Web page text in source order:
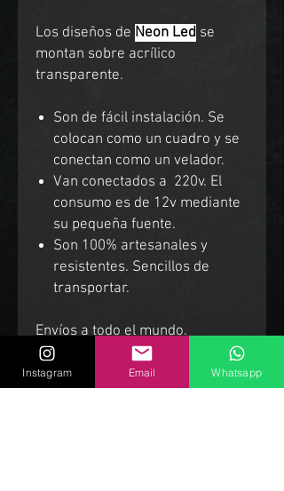
Los diseños de Neon Led se
montan sobre acrílico
transparente.
Son de fácil instalación. Se
colocan como un cuadro y se
conectan como un velador.
Van conectados a 220v. El
consumo es de 12v mediante
su pequeña fuente.
Son 100% artesanales y
resistentes. Sencillos de
transportar.
Envíos a todo el mundo.
Instagram Email Whatsapp